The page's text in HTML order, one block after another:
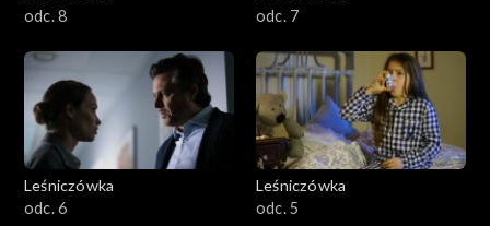
odc. 8
odc. 7
Leśniczówka
odc. 6
Leśniczówka
odc. 5